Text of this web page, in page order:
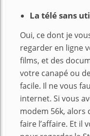
La télé sans
Oui, ce dont je
regarder en ligne
films, et des
votre canapé ou
facile. Il ne vous
internet. Si vous
modem 56k, alors
faire l’affaire. Et il